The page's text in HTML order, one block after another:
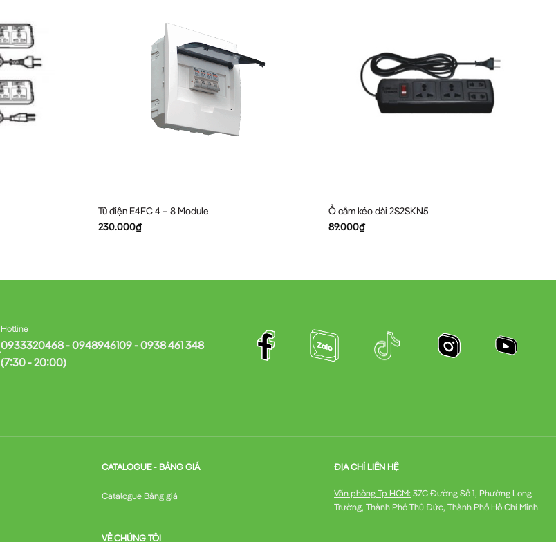
Tủ điện E4FC 4 – 8 Module
230.000₫
Ổ cắm kéo dài 2S2SKN5
89.000₫
Hotline
0933320468 - 0948946109 - 0938 461 348
(7:30 - 20:00)
CATALOGUE - BẢNG GIÁ
Catalogue Bảng giá
VỀ CHÚNG TÔI
ĐỊA CHỈ LIÊN HỆ
Văn phòng Tp HCM: 37C Đường Số 1, Phường Long
Trường, Thành Phố Thủ Đức, Thành Phố Hồ Chí Minh